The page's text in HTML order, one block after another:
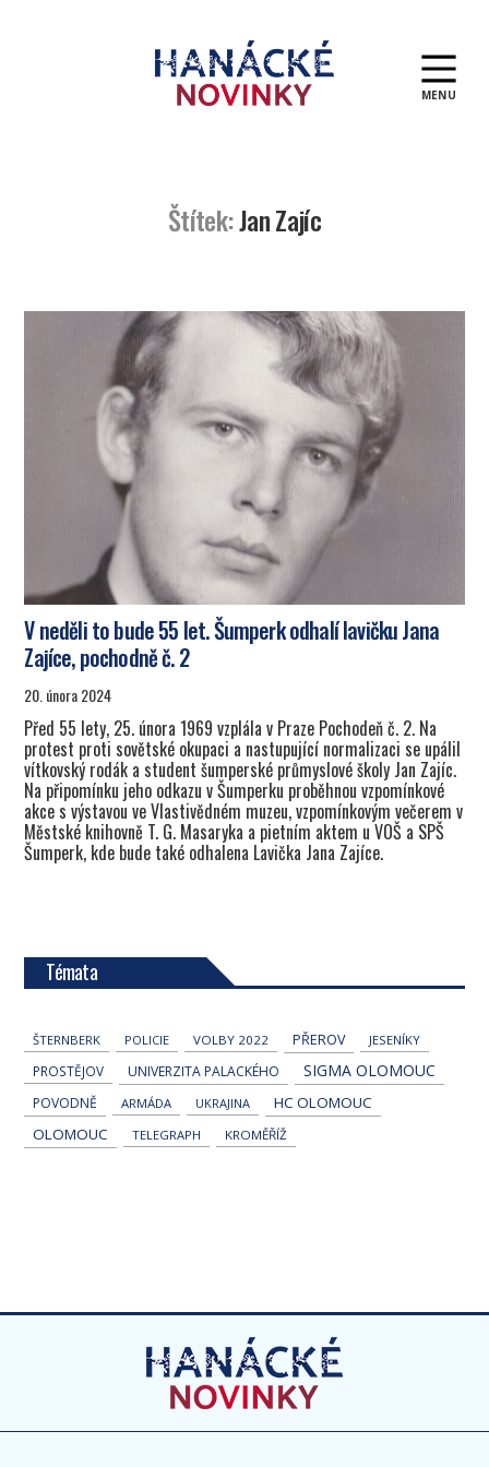
MENU
Štítek:Jan Zajíc
V neděli to bude 55 let. Šumperk odhalí lavičku Jana
Zajíce, pochodně č. 2
20. února 2024
Před 55 lety, 25. února 1969 vzplála v Praze Pochodeň č. 2. Na
protest proti sovětské okupaci a nastupující normalizaci se upálil
vítkovský rodák a student šumperské průmyslové školy Jan Zajíc.
Na připomínku jeho odkazu v Šumperku proběhnou vzpomínkové
akce s výstavou ve Vlastivědném muzeu, vzpomínkovým večerem v
Městské knihovně T. G. Masaryka a pietním aktem u VOŠ a SPŠ
Šumperk, kde bude také odhalena Lavička Jana Zajíce.
Témata
ŠTERNBERK POLICIE VOLBY 2022 PŘEROV JESENÍKY
PROSTĚJOV UNIVERZITA PALACKÉHO SIGMA OLOMOUC
POVODNĚ ARMÁDA UKRAJINA
HC OLOMOUC
OLOMOUC
TELEGRAPH KROMĚŘÍŽ